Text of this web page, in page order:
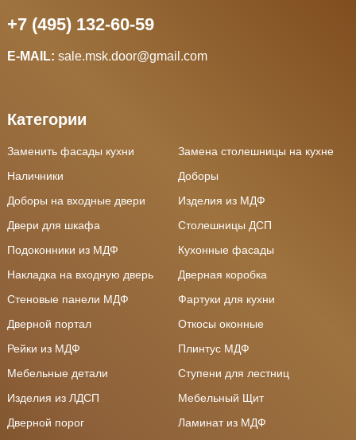
+7 (495) 132-60-59
E-MAIL: sale.msk.door@gmail.com
Категории
Заменить фасады кухни
Замена столешницы на кухне
Наличники
Доборы
Доборы на входные двери
Изделия из МДФ
Двери для шкафа
Столешницы ДСП
Подоконники из МДФ
Кухонные фасады
Накладка на входную дверь
Дверная коробка
Стеновые панели МДФ
Фартуки для кухни
Дверной портал
Откосы оконные
Рейки из МДФ
Плинтус МДФ
Мебельные детали
Ступени для лестниц
Изделия из ЛДСП
Мебельный Щит
Дверной порог
Ламинат из МДФ